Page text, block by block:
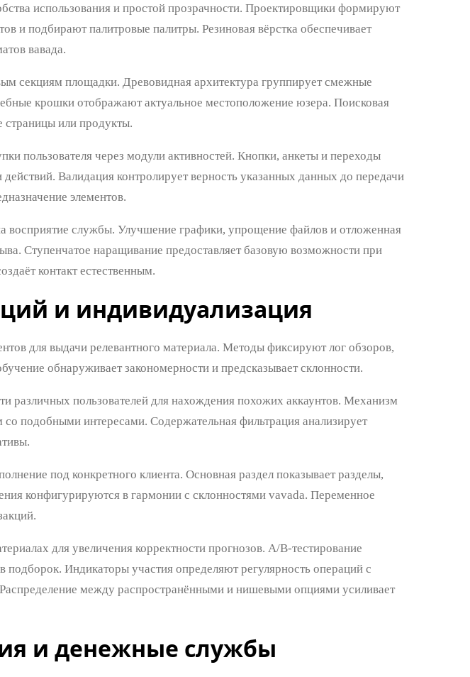
использования и простой прозрачности. Проектировщики формируют
и подбирают палитровые палитры. Резиновая вёрстка обеспечивает
вавада.
секциям площадки. Древовидная архитектура группирует смежные
крошки отображают актуальное местоположение юзера. Поисковая
страницы или продукты.
пользователя через модули активностей. Кнопки, анкеты и переходы
Валидация контролирует верность указанных данных до передачи
элементов.
восприятие службы. Улучшение графики, упрощение файлов и отложенная
Ступенчатое наращивание предоставляет базовую возможности при
контакт естественным.
и индивидуализация
для выдачи релевантного материала. Методы фиксируют лог обзоров,
обнаруживает закономерности и предсказывает склонности.
различных пользователей для нахождения похожих аккаунтов. Механизм
подобными интересами. Содержательная фильтрация анализирует
под конкретного клиента. Основная раздел показывает разделы,
конфигурируются в гармонии с склонностями vavada. Переменное
для увеличения корректности прогнозов. A/B-тестирование
подборок. Индикаторы участия определяют регулярность операций с
между распространёнными и нишевыми опциями усиливает
и денежные службы